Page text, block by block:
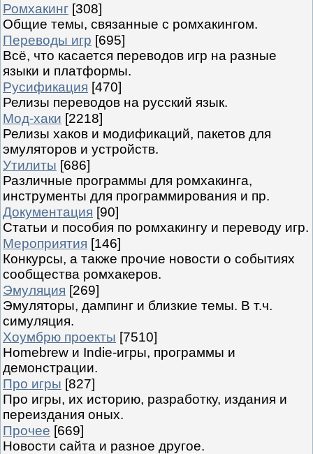
Ромхакинг [308]
Общие темы, связанные с ромхакингом.
Переводы игр [695]
Всё, что касается переводов игр на разные
языки и платформы.
Русификация [470]
Релизы переводов на русский язык.
Мод-хаки [2218]
Релизы хаков и модификаций, пакетов для
эмуляторов и устройств.
Утилиты [686]
Различные программы для ромхакинга,
инструменты для программирования и пр.
Документация [90]
Статьи и пособия по ромхакингу и переводу игр.
Мероприятия [146]
Конкурсы, а также прочие новости о событиях
сообщества ромхакеров.
Эмуляция [269]
Эмуляторы, дампинг и близкие темы. В т.ч.
симуляция.
Хоумбрю проекты [7510]
Homebrew и Indie-игры, программы и
демонстрации.
Про игры [827]
Про игры, их историю, разработку, издания и
переиздания оных.
Прочее [669]
Новости сайта и разное другое.